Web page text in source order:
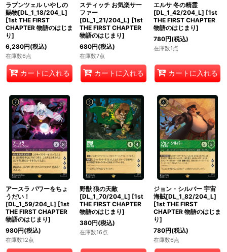
ラプンツェル いやしの
賜物[DL_1_18/204_L]
[1st THE FIRST
CHAPTER 物語のはじま
り]
6,280円(税込)
在庫数6点
カートに入れる
スティッチ お気楽サー
ファー
[DL_1_21/204_L] [1st
THE FIRST CHAPTER
物語のはじまり]
680円(税込)
在庫数7点
カートに入れる
エルサ 冬の精霊
[DL_1_42/204_L] [1st
THE FIRST CHAPTER
物語のはじまり]
780円(税込)
在庫数1点
カートに入れる
アースラ パワーをちょ
うだい！
[DL_1_59/204_L] [1st
THE FIRST CHAPTER
物語のはじまり]
980円(税込)
在庫数12点
野獣 狼の天敵
[DL_1_70/204_L] [1st
THE FIRST CHAPTER
物語のはじまり]
380円(税込)
在庫数16点
ジョン・シルバー 宇宙
海賊[DL_1_82/204_L]
[1st THE FIRST
CHAPTER 物語のはじま
り]
780円(税込)
在庫数6点